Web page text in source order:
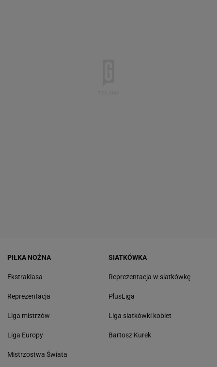
PIŁKA NOŻNA
Ekstraklasa
Reprezentacja
Liga mistrzów
Liga Europy
Mistrzostwa Świata
SIATKÓWKA
Reprezentacja w siatkówkę
PlusLiga
Liga siatkówki kobiet
Bartosz Kurek